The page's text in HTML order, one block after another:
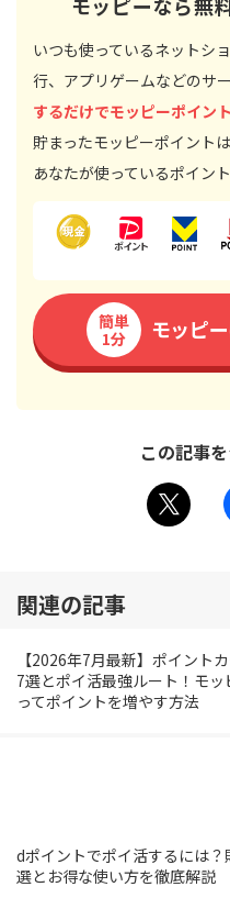
いつも使っているネットシ
行、アプリゲームなどのサ
するだけでモッピーポイン
貯まったモッピーポイント
あなたが使っているポイン
簡単
1分
モッピ
この記事
関連の記事
【2026年7月最新】ポイント
7選とポイ活最強ルート！モッ
ってポイントを増やす方法
dポイントでポイ活するには？
選とお得な使い方を徹底解説